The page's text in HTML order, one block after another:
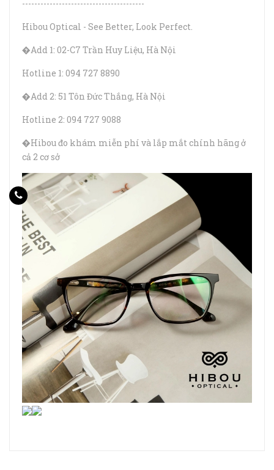
----------------------------------------
Hibou Optical - See Better, Look Perfect.
�Add 1: 02-C7 Trần Huy Liệu, Hà Nội
Hotline 1: 094 727 8890
�Add 2: 51 Tôn Đức Thắng, Hà Nội
Hotline 2: 094 727 9088
�Hibou đo khám miễn phí và lắp mắt chính hãng ở
cả 2 cơ sở